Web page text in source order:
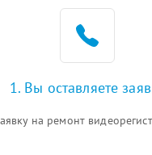
1. Вы оставляете
на ремонт